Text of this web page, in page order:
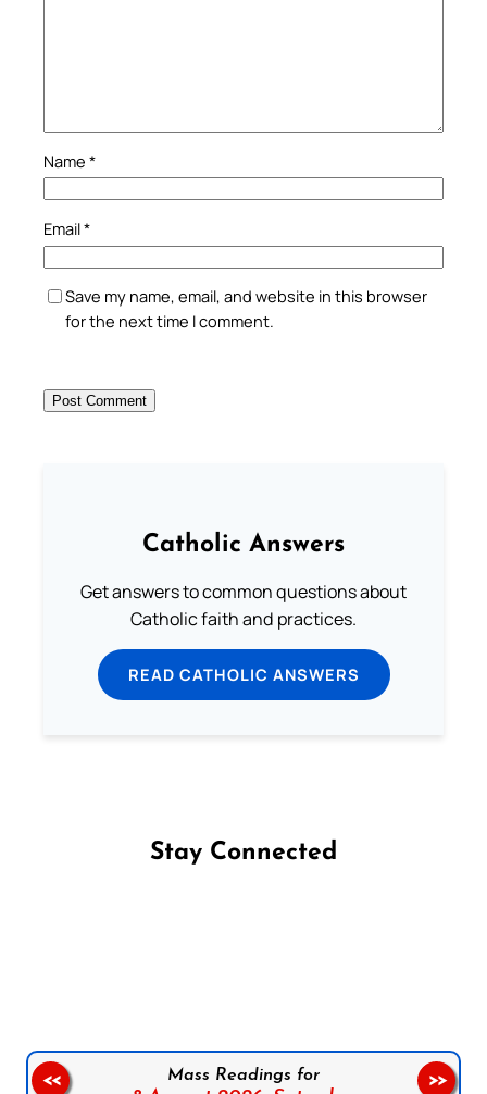
Name *
Email*
Save my name, email, and website in this browser
for the next time I comment.
Catholic Answers
Get answers to common questions about
Catholic faith and practices.
READ CATHOLIC ANSWERS
Stay Connected
Mass Readings for
<< >>